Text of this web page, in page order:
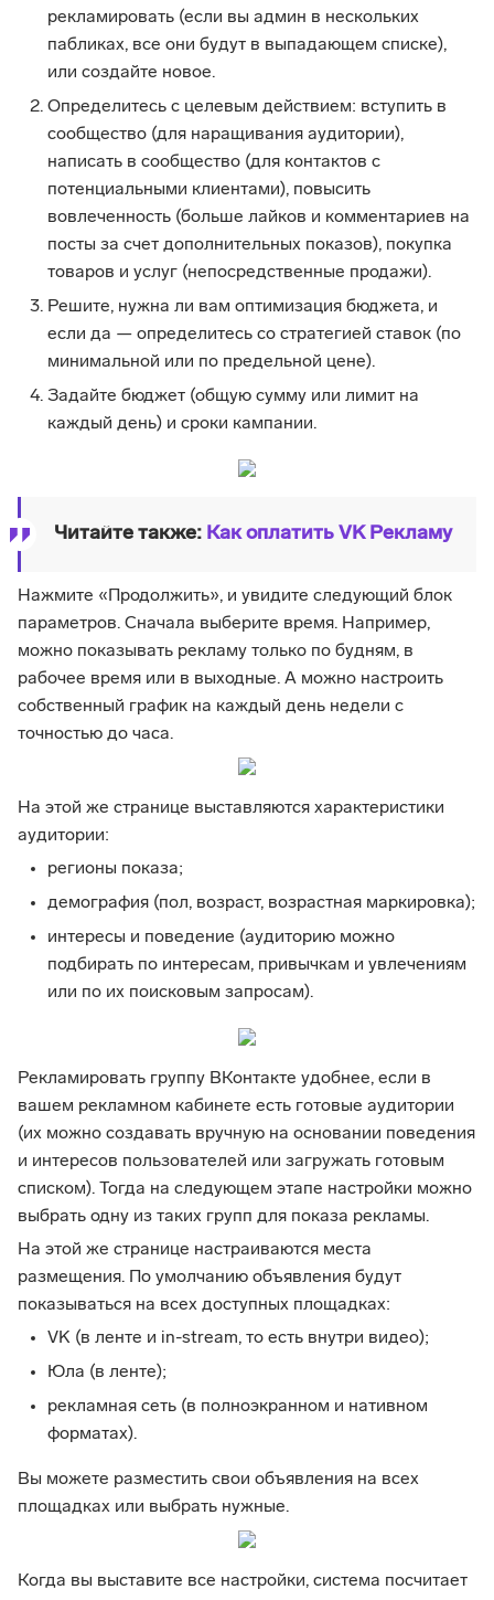
рекламировать (если вы админ в нескольких
пабликах, все они будут в выпадающем списке),
или создайте новое.
Определитесь с целевым действием: вступить в
сообщество (для наращивания аудитории),
написать в сообщество (для контактов с
потенциальными клиентами), повысить
вовлеченность (больше лайков и комментариев на
посты за счет дополнительных показов), покупка
товаров и услуг (непосредственные продажи).
Решите, нужна ли вам оптимизация бюджета, и
если да — определитесь со стратегией ставок (по
минимальной или по предельной цене).
Задайте бюджет (общую сумму или лимит на
каждый день) и сроки кампании.
Читайте также: Как оплатить VK Рекламу
Нажмите «Продолжить», и увидите следующий блок
параметров. Сначала выберите время. Например,
можно показывать рекламу только по будням, в
рабочее время или в выходные. А можно настроить
собственный график на каждый день недели с
точностью до часа.
На этой же странице выставляются характеристики
аудитории:
регионы показа;
демография (пол, возраст, возрастная маркировка);
интересы и поведение (аудиторию можно
подбирать по интересам, привычкам и увлечениям
или по их поисковым запросам).
Рекламировать группу ВКонтакте удобнее, если в
вашем рекламном кабинете есть готовые аудитории
(их можно создавать вручную на основании поведения
и интересов пользователей или загружать готовым
списком). Тогда на следующем этапе настройки можно
выбрать одну из таких групп для показа рекламы.
На этой же странице настраиваются места
размещения. По умолчанию объявления будут
показываться на всех доступных площадках:
VK (в ленте и in-stream, то есть внутри видео);
Юла (в ленте);
рекламная сеть (в полноэкранном и нативном
форматах).
Вы можете разместить свои объявления на всех
площадках или выбрать нужные.
Когда вы выставите все настройки, система посчитает